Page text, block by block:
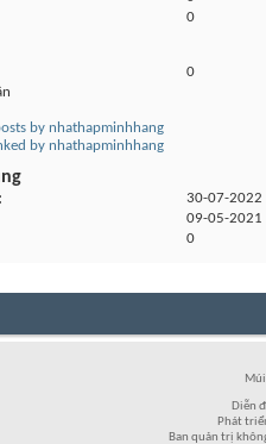
0
0
by nhathapminhhang
by nhathapminhhang
30-07-2022
09-05-2021
0
Diễn
Phát
Ban quản trị